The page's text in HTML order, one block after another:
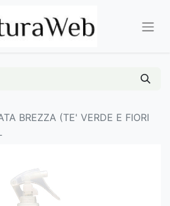
BREZZA (TE' VERDE E FIORI